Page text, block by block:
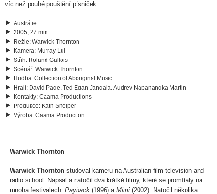
víc než pouhé pouštění písniček.
Austrálie
2005, 27 min
Režie: Warwick Thornton
Kamera: Murray Lui
Střih: Roland Gallois
Scénář: Warwick Thornton
Hudba: Collection of Aboriginal Music
Hrají: David Page, Ted Egan Jangala, Audrey Napanangka Martin
Kontakty: Caama Productions
Produkce: Kath Shelper
Výroba: Caama Production
Warwick Thornton
Warwick Thornton studoval kameru na Australian film television and
radio school. Napsal a natočil dva krátké filmy, které se promítaly na
mnoha festivalech: Payback (1996) a Mimi (2002). Natočil několika